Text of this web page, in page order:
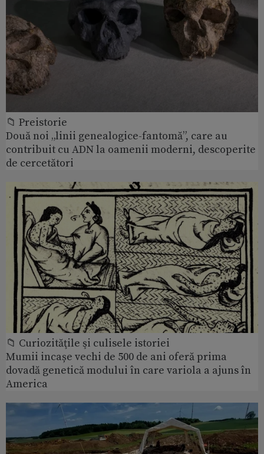
📁 Preistorie
Două noi „linii genealogice-fantomă”, care au
contribuit cu ADN la oamenii moderni, descoperite
de cercetători
📁 Curiozităţile şi culisele istoriei
Mumii incașe vechi de 500 de ani oferă prima
dovadă genetică modului în care variola a ajuns în
America